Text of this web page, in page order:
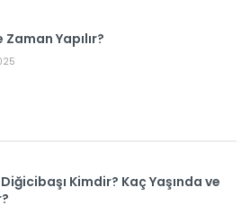
Zaman Yapılır?
Kimdir? Kaç Yaşında ve